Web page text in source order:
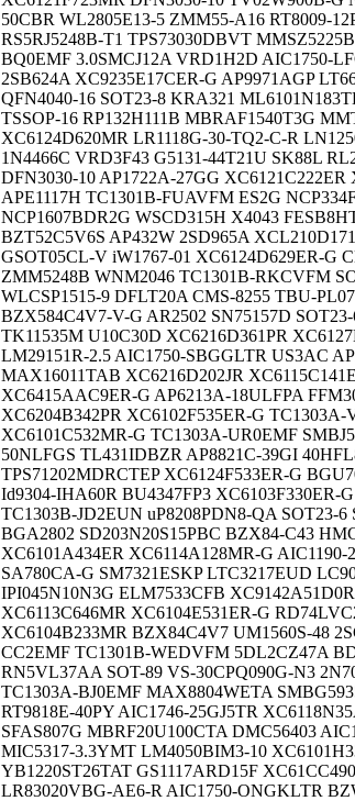
50CBR WL2805E13-5 ZMM55-A16 RT8009-
RS5RJ5248B-T1 TPS73030DBVT
BQ0EMF 3.0SMCJ12A VRD1H2D AIC1750-
2SB624A XC9235E17CER-G AP9971AGP
QFN4040-16 SOT23-8 KRA321
TSSOP-16 RP132H111B MBRAF1540T3G
XC6124D620MR LR1118G-30-TQ2-C-R
1N4466C VRD3F43 G5131-44T21U SK88L
DFN3030-10 AP1722A-27GG
APE1117H TC1301B-FUAVFM ES2G
NCP1607BDR2G WSCD315H X4043
BZT52C5V6S AP432W 2SD965A
GSOT05CL-V iW1767-01 XC6124D629ER-G
ZMM5248B WNM2046 TC1301B-RKCVFM
WLCSP1515-9 DFLT20A CMS-8255 TBU-
BZX584C4V7-V-G AR2502 SN75157D
TK11535M U10C30D XC6216D361PR
LM29151R-2.5 AIC1750-SBGGLTR US3AC
MAX16011TAB XC6216D202JR
XC6415AAC9ER-G AP6213A-18ULFPA
XC6204B342PR XC6102F535ER-G
XC6101C532MR-G TC1303A-UR0EMF
50NLFGS TL431IDBZR AP8821C-39GI
TPS71202MDRCTEP XC6124F533ER-G
Id9304-IHA60R BU4347FP3
TC1303B-JD2EUN uP8208PDN8-QA SOT23-
BGA2802 SD203N20S15PBC BZX84-C43
XC6101A434ER XC6114A128MR-G AIC1190-
SA780CA-G SM7321ESKP LTC3217EUD
IPI045N10N3G ELM7533CFB
XC6113C646MR XC6104E531ER-G
XC6104B233MR BZX84C4V7 UM1560S-48
CC2EMF TC1301B-WEDVFM 5DL2CZ47A
RN5VL37AA SOT-89 VS-30CPQ090G-N3
TC1303A-BJ0EMF MAX8804WETA
RT9818E-40PY AIC1746-25GJ5TR
SFAS807G MBRF20U100CTA DMC56403
MIC5317-3.3YMT LM4050BIM3-10
YB1220ST26TAT GS1117ARD15F
LR83020VBG-AE6-R AIC1750-ONGKLTR